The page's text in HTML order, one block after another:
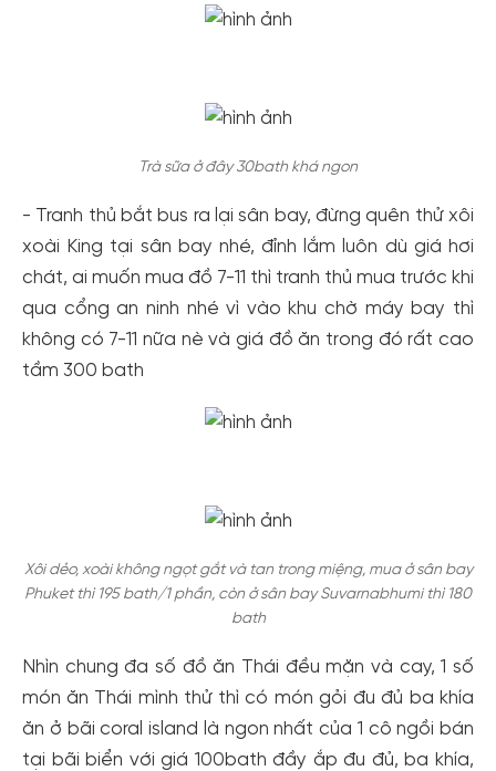
Trà sữa ở đây 30bath khá ngon
- Tranh thủ bắt bus ra lại sân bay, đừng quên thử xôi
xoài King tại sân bay nhé, đỉnh lắm luôn dù giá hơi
chát, ai muốn mua đồ 7-11 thì tranh thủ mua trước khi
qua cổng an ninh nhé vì vào khu chờ máy bay thì
không có 7-11 nữa nè và giá đồ ăn trong đó rất cao
tầm 300 bath
Xôi dẻo, xoài không ngọt gắt và tan trong miệng, mua ở sân bay
Phuket thì 195 bath/1 phần, còn ở sân bay Suvarnabhumi thì 180
bath
Nhìn chung đa số đồ ăn Thái đều mặn và cay, 1 số
món ăn Thái mình thử thì có món gỏi đu đủ ba khía
ăn ở bãi coral island là ngon nhất của 1 cô ngồi bán
tại bãi biển với giá 100bath đầy ắp đu đủ, ba khía,